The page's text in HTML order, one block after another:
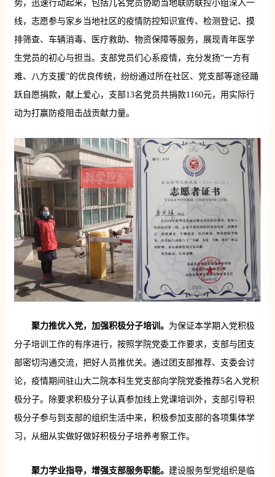
势，迅速行动起来，包括几名党员协助当地联防联控小组深入一
线，志愿参与家乡当地社区的疫情防控知识宣传、检测登记、摸
排筛查、车辆消毒、医疗救助、物资保障等服务，展现青年医学
生党员的初心与担当。支部党员们心系疫情，充分发扬“一方有
难、八方支援”的优良传统，纷纷通过所在社区、党支部等途径踊
跃自愿捐款，献上爱心，支部13名党员共捐款1160元，用实际行
动为打赢防疫阻击战贡献力量。
聚力推优入党，加强积极分子培训。 为保证本学期入党积极
分子培训工作的有序进行，按照学院党委工作要求，支部与团支
部密切沟通交流，把好人员推优关。通过团支部推荐、支委会讨
论，疫情期间驻山大二院本科生党支部向学院党委推荐5名入党积
极分子。除要求积极分子认真参加线上党课培训外，支部引导积
极分子参与到支部的组织生活中来，积极参加支部的各项集体学
习，从细从实做好做好积极分子培养考察工作。
聚力学业指导，增强支部服务职能。 建设服务型党组织是临